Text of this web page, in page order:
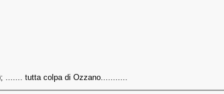
....... tutta colpa di Ozzano...........